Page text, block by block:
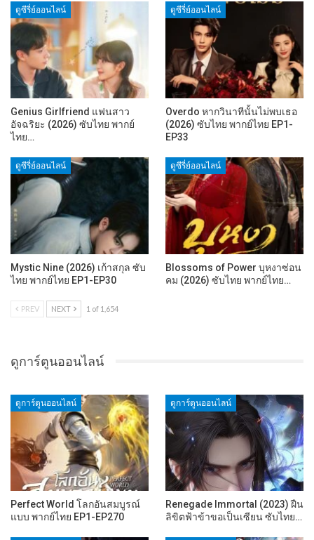
ดูซีรี่ย์ออนไลน์
Genius Girlfriend แฟนสาว
อัจฉริยะ (2026) ซับไทย พากย์
ไทย…
ดูซีรี่ย์ออนไลน์
Overdo หากวินาทีนั้นไม่พบเธอ
(2026) ซับไทย พากย์ไทย EP1-
EP33
ดูซีรี่ย์ออนไลน์
Mystic Nine (2026) เก้าสกุล ซับ
ไทย พากย์ไทย EP1-EP30
ดูซีรี่ย์ออนไลน์
Blossoms of Power บุหงาซ่อน
คม (2026) ซับไทย พากย์ไทย…
PREV NEXT 1 of 1,654
ดูการ์ตูนออนไลน์
ดูการ์ตูนออนไลน์
Perfect World โลกอันสมบูรณ์
แบบ พากย์ไทย EP1-EP270
ดูการ์ตูนออนไลน์
Renegade Immortal (2023) ฝืน
ลิขิตฟ้าข้าขอเป็นเซียน ซับไทย…